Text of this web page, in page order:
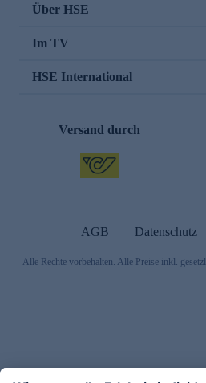
Über HSE
Im TV
HSE International
Versand durch
AGB Datenschutz
Alle Rechte vorbehalten. Alle Preise inkl.